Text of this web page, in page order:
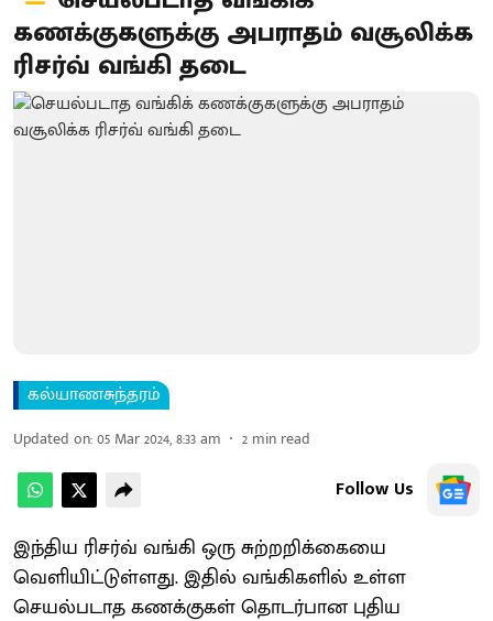
கணக்குகளுக்கு அபராதம் வசூலிக்க
ரிசர்வ் வங்கி தடை
கல்யாணசுந்தரம்
Updated on:05 Mar 2024, 8:33 am 2 min read
Follow Us
இந்திய ரிசர்வ் வங்கி ஒரு சுற்றறிக்கையை
வெளியிட்டுள்ளது. இதில் வங்கிகளில் உள்ள
செயல்படாத கணக்குகள் தொடர்பான புதிய